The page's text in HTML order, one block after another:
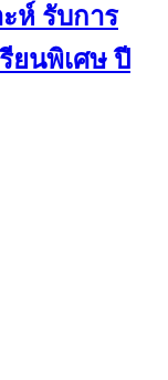
ห์ รับการ
ยนพิเศษ ปี